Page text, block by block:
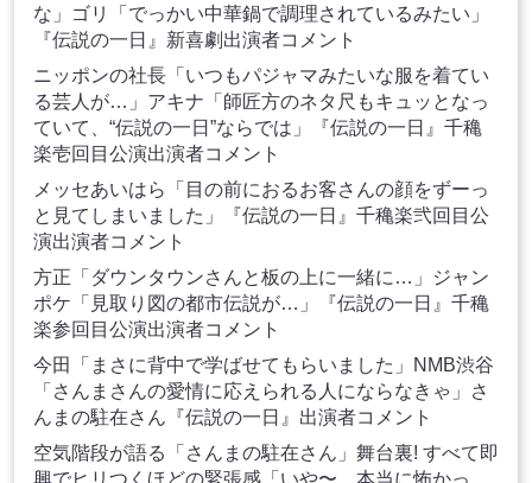
な」ゴリ「でっかい中華鍋で調理されているみたい」
『伝説の一日』新喜劇出演者コメント
ニッポンの社長「いつもパジャマみたいな服を着てい
る芸人が…」アキナ「師匠方のネタ尺もキュッとなっ
ていて、“伝説の一日”ならでは」『伝説の一日』千穐
楽壱回目公演出演者コメント
メッセあいはら「目の前におるお客さんの顔をずーっ
と見てしまいました」『伝説の一日』千穐楽弐回目公
演出演者コメント
方正「ダウンタウンさんと板の上に一緒に…」ジャン
ポケ「見取り図の都市伝説が…」『伝説の一日』千穐
楽参回目公演出演者コメント
今田「まさに背中で学ばせてもらいました」NMB渋谷
「さんまさんの愛情に応えられる人にならなきゃ」さ
んまの駐在さん『伝説の一日』出演者コメント
空気階段が語る「さんまの駐在さん」舞台裏! すべて即
興でヒリつくほどの緊張感「いや〜、本当に怖かっ